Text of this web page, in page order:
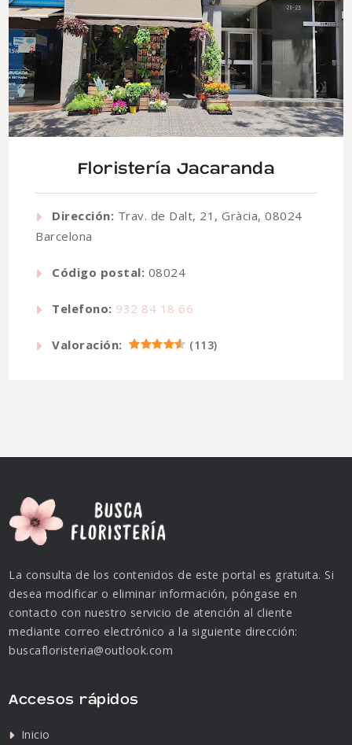
Floristería Jacaranda
Dirección: Trav. de Dalt, 21, Gràcia, 08024
Barcelona
Código postal: 08024
Telefono: 932 84 18 66
Valoración: (113)
La consulta de los contenidos de este portal es gratuita. Si
desea modificar o eliminar información, póngase en
contacto con nuestro servicio de atención al cliente
mediante correo electrónico a la siguiente dirección:
buscafloristeria@outlook.com
Accesos rápidos
Inicio